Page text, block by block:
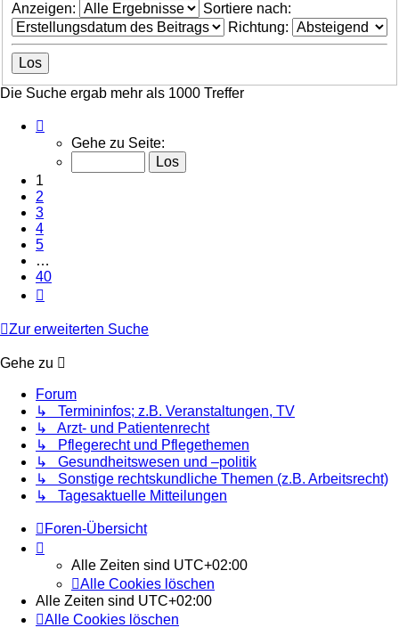
Anzeigen:
Sortiere nach:
Richtung:
Die Suche ergab mehr als 1000 Treffer
Gehe zu Seite:
1
2
3
4
5
…
40
Zur erweiterten Suche
Gehe zu
Forum
↳ Termininfos; z.B. Veranstaltungen, TV
↳ Arzt- und Patientenrecht
↳ Pflegerecht und Pflegethemen
↳ Gesundheitswesen und –politik
↳ Sonstige rechtskundliche Themen (z.B. Arbeitsrecht)
↳ Tagesaktuelle Mitteilungen
Foren-Übersicht
Alle Zeiten sind UTC+02:00
Alle Cookies löschen
Alle Zeiten sind UTC+02:00
Alle Cookies löschen